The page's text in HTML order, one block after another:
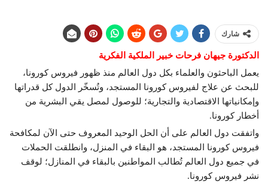
شارك
الدكتورة جيهان فرحات خبير الملكية الفكرية
يعمل الباحثون والعلماء بكل دول العالم منذ ظهور فيروس كورونا،
للبحث عن علاج لفيروس كورونا المستجد، وتُسخّر الدول كل قدراتها
وإمكانياتها الاقتصادية والتجارية؛ للوصول لمصل يقي البشرية من
أخطار كورونا.
واتفقت دول العالم على أن الحل الوحيد المعروف حتى الآن لمكافحة
فيروس كورونا المستجد، هو البقاء في المنزل، وانطلقت الحملات
في جميع دول العالم تُطالب المواطنين بالبقاء في المنازل؛ لوقف
نشر فيروس كورونا.